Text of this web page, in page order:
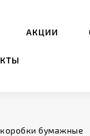
АКЦИИ
бумажные